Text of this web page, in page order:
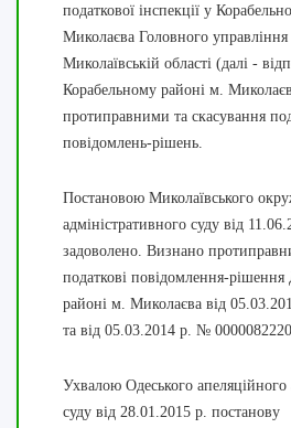
податкової інспекції у
Миколаєва Головного
Миколаївській області (далі -
Корабельному районі м.
протиправними та скасування
повідомлень-рішень.
Постановою Миколаївського
адміністративного суду від
задоволено. Визнано
податкові повідомлення-
районі м. Миколаєва від
та від 05.03.2014 р. № 0000082220.
Ухвалою Одеського апеляційного
суду від 28.01.2015 р. постанову